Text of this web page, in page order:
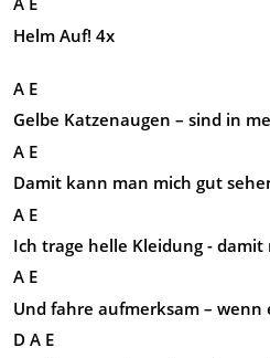
Helm Auf! 4x
A E
Gelbe Katzenaugen – sind in
A E
Damit kann man mich gut
A E
Ich trage helle Kleidung -
A E
Und fahre aufmerksam –
D A E